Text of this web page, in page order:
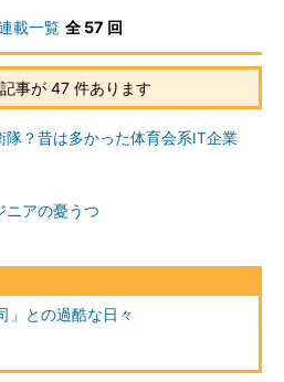
載一覧 全 57 回
事が 47 件あります
隊？昔は多かった体育会系IT企業
ニアの憂うつ
」との過酷な日々